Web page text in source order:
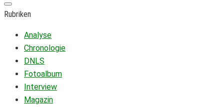
Rubriken
Analyse
Chronologie
DNLS
Fotoalbum
Interview
Magazin